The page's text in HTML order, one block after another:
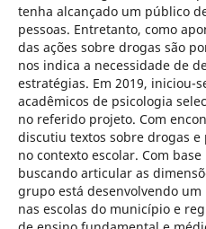
tenha alcançado um público
pessoas. Entretanto, como
das ações sobre drogas são
nos indica a necessidade de
estratégias. Em 2019, iniciou-
acadêmicos de psicologia
no referido projeto. Com
discutiu textos sobre drogas e
no contexto escolar. Com
buscando articular as
grupo está desenvolvendo
nas escolas do município e